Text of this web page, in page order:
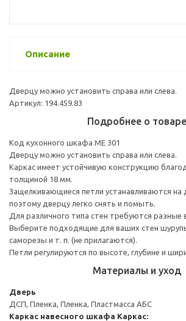
Описание
Дверцу можно установить справа или слева.
Артикул: 194.459.83
Подробнее о товаре
Код кухонного шкафа ME 301
Дверцу можно установить справа или слева.
Каркас имеет устойчивую конструкцию
толщиной 18 мм.
Защелкивающиеся петли устанавливаются на
поэтому дверцу легко снять и помыть.
Для различного типа стен требуются разные
Выберите подходящие для ваших стен
саморезы и т. п. (не прилагаются).
Петли регулируются по высоте, глубине и
Материалы и уход
Дверь
ДСП, Пленка, Пленка, Пластмасса АБС
Каркас навесного шкафа Каркас: